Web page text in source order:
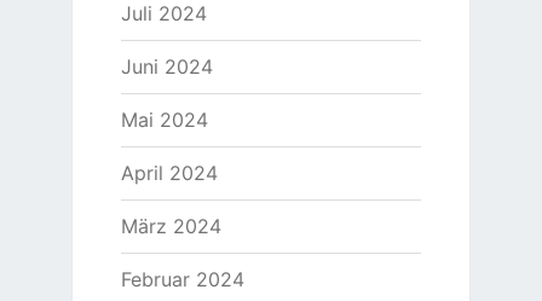
Juli 2024
Juni 2024
Mai 2024
April 2024
März 2024
Februar 2024